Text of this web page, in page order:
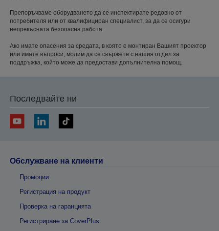
Препоръчваме оборудването да се инспектирате редовно от
потребителя или от квалифициран специалист, за да се осигури
непрекъсната безопасна работа.
Ако имате опасения за средата, в която е монтиран Вашият проектор
или имате въпроси, молим да се свържете с нашия отдел за
поддръжка, който може да предостави допълнителна помощ.
Последвайте ни
Обслужване на клиенти
Промоции
Регистрация на продукт
Проверка на гаранцията
Регистриране за CoverPlus